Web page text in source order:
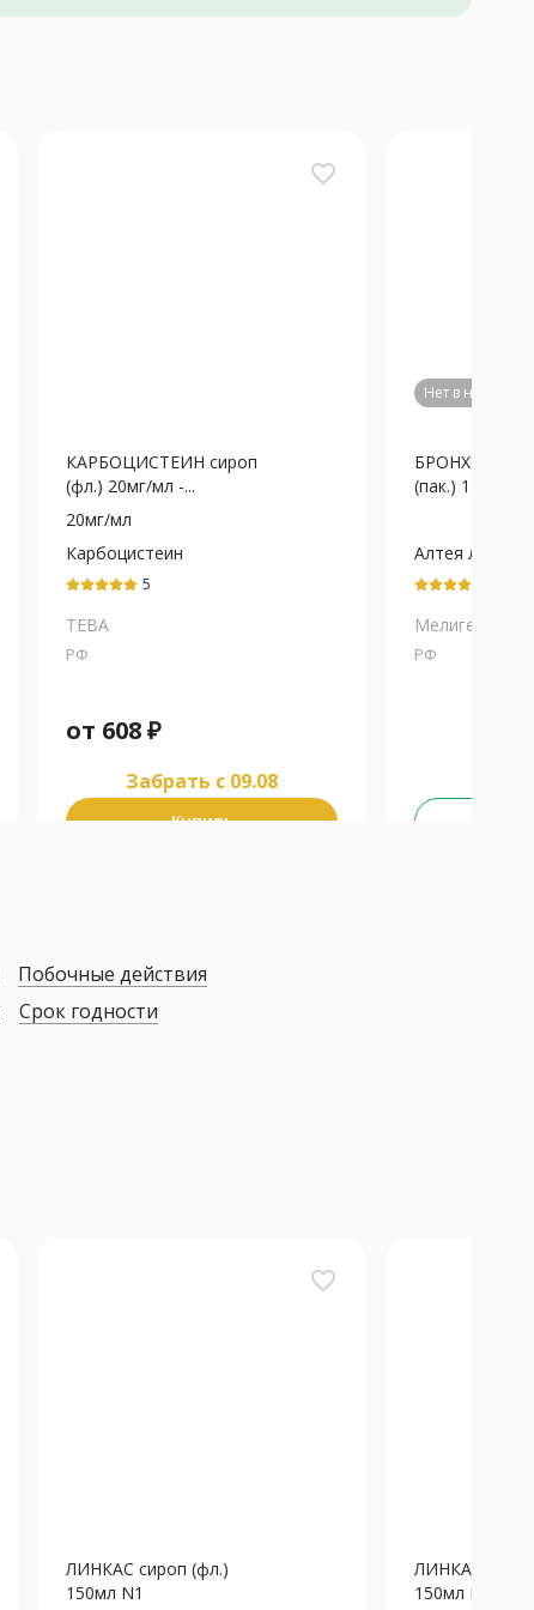
favorite_border
КАРБОЦИСТЕИН сироп
(фл.) 20мг/мл -...
20мг/мл
Карбоцистеин
5
ТЕВА
РФ
от 608₽
Забрать c 09.08
Купить
Нет в наличии
(пак.) 1.47г
Алтея
корней
листьев
Мелиген
РФ
Побочные действия
Срок годности
favorite_border
ЛИНКАС сироп (фл.)
150мл N1
ЛИНКАС
150мл N1